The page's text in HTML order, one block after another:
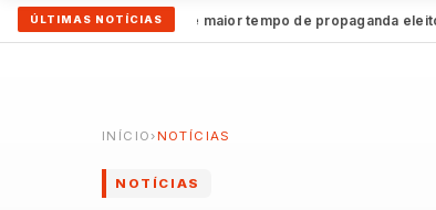
ÚLTIMAS NOTÍCIAS
João Campos garante maior tempo de propaganda eleitoral●
INÍCIO › NOTÍCIAS
NOTÍCIAS